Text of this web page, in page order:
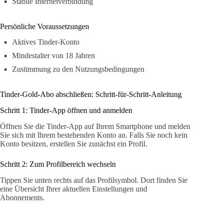
Persönliche Voraussetzungen
Aktives Tinder-Konto
Mindestalter von 18 Jahren
Zustimmung zu den Nutzungsbedingungen
Tinder-Gold-Abo abschließen: Schritt-für-Schritt-Anleitung
Schritt 1: Tinder-App öffnen und anmelden
Öffnen Sie die Tinder-App auf Ihrem Smartphone und melden
Sie sich mit Ihrem bestehenden Konto an. Falls Sie noch kein
Konto besitzen, erstellen Sie zunächst ein Profil.
Schritt 2: Zum Profilbereich wechseln
Tippen Sie unten rechts auf das Profilsymbol. Dort finden Sie
eine Übersicht Ihrer aktuellen Einstellungen und
Abonnements.